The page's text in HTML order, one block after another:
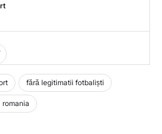
fără legitimatii fotbaliști
romania